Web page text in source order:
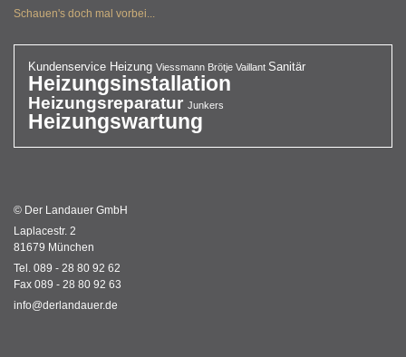
Schauen's doch mal vorbei...
Kundenservice Heizung Viessmann Brötje Vaillant Sanitär
Heizungsinstallation
Heizungsreparatur Junkers
Heizungswartung
© Der Landauer GmbH
Laplacestr. 2
81679 München
Tel. 089 - 28 80 92 62
Fax 089 - 28 80 92 63
info@derlandauer.de